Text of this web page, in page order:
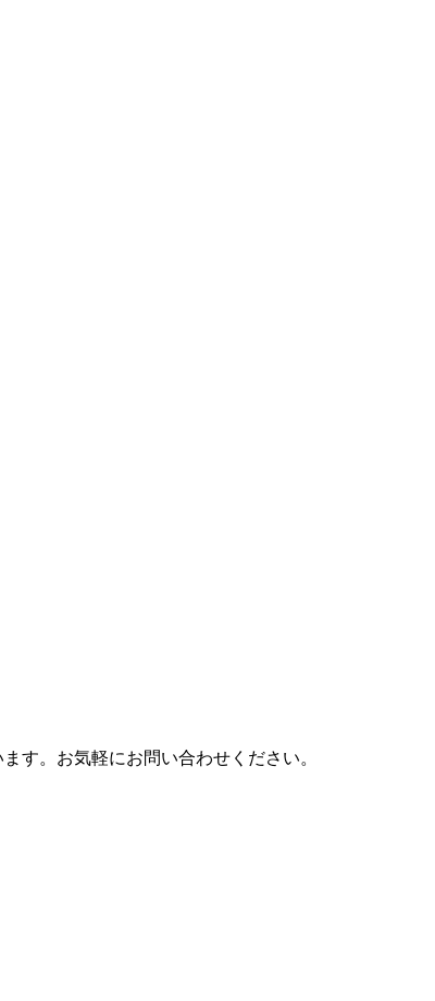
す。お気軽にお問い合わせください。